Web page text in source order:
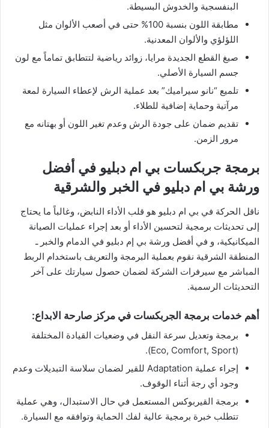
البنفسجية والخدوش البسيطة.
​مطابقة اللون بنسبة 100% حتى في أصعب الألوان مثل
اللؤلؤي والألوان المعدنية.
​صبغ القطع الجديدة مرايا، زوائد رياضية لتتطابق تماماً مع لون
جسم السيارة الأصلي.
​تلميع “نانو سيراميك” بعد عملية الرش لإعطاء السيارة لمعة
مرآتية وحماية إضافية للطلاء.
​تقديم ضمان على جودة الرش وعدم تغير اللون أو بهتانه مع
مرور الزمن.
​برمجة جربكسات بي ام دبليو في أفضل
ورشة بي ام دبليو في الخبر والشرقية
​ناقل الحركة في بي ام دبليو هو قلب الأداء النابض، وغالباً ما يحتاج
إلى تحديثات برمجية لتحسين الأداء أو بعد إجراء عمليات الصيانة
الميكانيكية، و في أفضل ورشة بي إم دبليو في الدمام والخبر ـ
المنطقة الشرقية نقوم بعملية البرمجة والتعريف باستخدام الربط
المباشر مع سيرفرات الشركة لضمان حصول سيارتك على آخر
التحديثات الرسمية.
​أهم خدمات برمجة الجربكسات في مركز صارحة الابداع:
​برمجة وتعديل سرعة النقل في وضعيات القيادة المختلفة
(Eco, Comfort, Sport).
​إجراء عملية Adaptation للقير لضمان سلاسة التبديلات وعدم
وجود أي رجة أثناء الوقوف.
​برمجة القيربوكس المستعمل في حال الاستبدال، وهي عملية
تتطلب خبرة برمجية عالية لفك الحماية وتوافقه مع السيارة.